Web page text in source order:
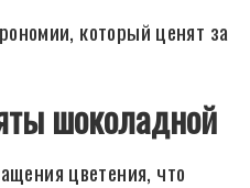
который ценят за
шоколадной
цветения, что